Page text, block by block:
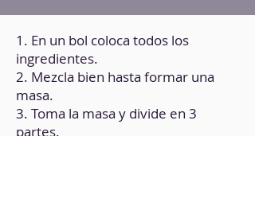
1. En un bol coloca todos los
ingredientes.
2. Mezcla bien hasta formar una
masa.
3. Toma la masa y divide en 3
partes.